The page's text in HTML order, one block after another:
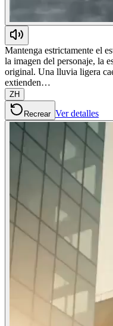
Mantenga estrictamente el
la imagen del personaje, la
original. Una lluvia ligera
extienden…
ZH
Recrear Ver detalles